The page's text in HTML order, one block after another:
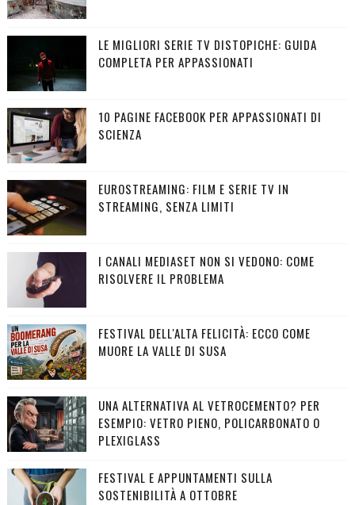
LE MIGLIORI SERIE TV DISTOPICHE: GUIDA
COMPLETA PER APPASSIONATI
10 PAGINE FACEBOOK PER APPASSIONATI DI
SCIENZA
EUROSTREAMING: FILM E SERIE TV IN
STREAMING, SENZA LIMITI
I CANALI MEDIASET NON SI VEDONO: COME
RISOLVERE IL PROBLEMA
FESTIVAL DELL'ALTA FELICITÀ: ECCO COME
MUORE LA VALLE DI SUSA
UNA ALTERNATIVA AL VETROCEMENTO? PER
ESEMPIO: VETRO PIENO, POLICARBONATO O
PLEXIGLASS
FESTIVAL E APPUNTAMENTI SULLA
SOSTENIBILITÀ A OTTOBRE